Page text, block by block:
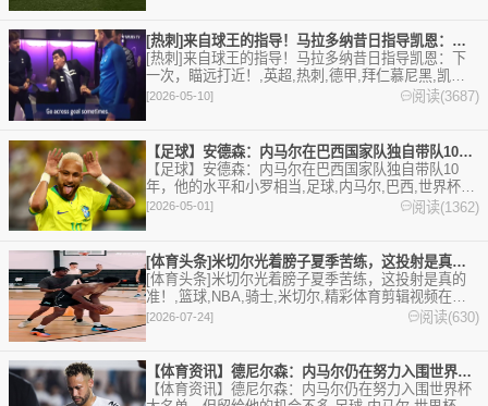
[热刺]来自球王的指导！马拉多纳昔日指导凯恩：下一次，瞄远打
[热刺]来自球王的指导！马拉多纳昔日指导凯恩：下
一次，瞄远打近！,英超,热刺,德甲,拜仁慕尼黑,凯恩,
足球,精彩体育剪辑视频在线播放。本站提供最全的篮
[2026-05-10] 阅读(3687)
【足球】安德森：内马尔在巴西国家队独自带队10年，他的水平和
【足球】安德森：内马尔在巴西国家队独自带队10
年，他的水平和小罗相当,足球,内马尔,巴西,世界杯,
巴甲。欢迎收藏本站，24小时为你更新最新的足球，
篮球体育资讯。
[2026-05-01] 阅读(1362)
[体育头条]米切尔光着膀子夏季苦练，这投射是真的准！
[体育头条]米切尔光着膀子夏季苦练，这投射是真的
准！,篮球,NBA,骑士,米切尔,精彩体育剪辑视频在线
播放。本站提供最全的篮球视频足球视频,集锦,录
[2026-07-24] 阅读(630)
【体育资讯】德尼尔森：内马尔仍在努力入围世界杯大名单，但留给
【体育资讯】德尼尔森：内马尔仍在努力入围世界杯